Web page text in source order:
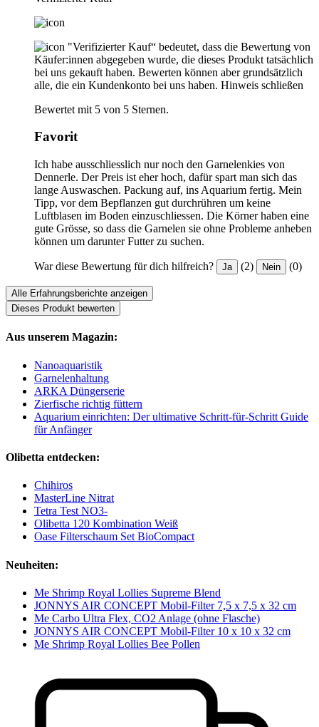
"Verifizierter Kauf“ bedeutet, dass die Bewertung von
Käufer:innen abgegeben wurde, die dieses Produkt tatsächlich
bei uns gekauft haben. Bewerten können aber grundsätzlich
alle, die ein Kundenkonto bei uns haben. Hinweis schließen
Bewertet mit 5 von 5 Sternen.
Favorit
Ich habe ausschliesslich nur noch den Garnelenkies von
Dennerle. Der Preis ist eher hoch, dafür spart man sich das
lange Auswaschen. Packung auf, ins Aquarium fertig. Mein
Tipp, vor dem Bepflanzen gut durchrühren um keine
Luftblasen im Boden einzuschliessen. Die Körner haben eine
gute Grösse, so dass die Garnelen sie ohne Probleme anheben
können um darunter Futter zu suchen.
War diese Bewertung für dich hilfreich? Ja (2) Nein (0)
Alle Erfahrungsberichte anzeigen
Dieses Produkt bewerten
Aus unserem Magazin:
Nanoaquaristik
Garnelenhaltung
ARKA Düngerserie
Zierfische richtig füttern
Aquarium einrichten: Der ultimative Schritt-für-Schritt Guide
für Anfänger
Olibetta entdecken:
Chihiros
MasterLine Nitrat
Tetra Test NO3-
Olibetta 120 Kombination Weiß
Oase Filterschaum Set BioCompact
Neuheiten:
Me Shrimp Royal Lollies Supreme Blend
JONNYS AIR CONCEPT Mobil-Filter 7,5 x 7,5 x 32 cm
Me Carbo Ultra Flex, CO2 Anlage (ohne Flasche)
JONNYS AIR CONCEPT Mobil-Filter 10 x 10 x 32 cm
Me Shrimp Royal Lollies Bee Pollen